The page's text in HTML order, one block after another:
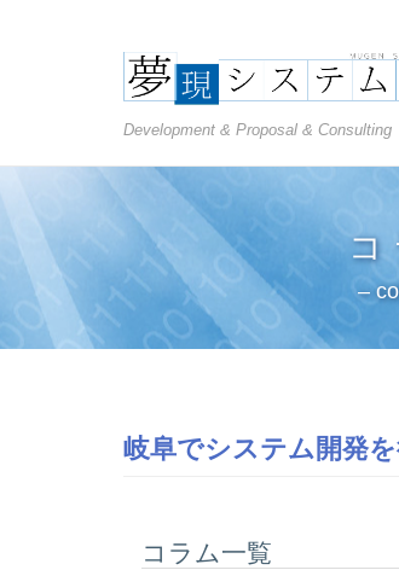
Development & Proposal & Consulting
コ
–
岐阜でシステム開発
コラム一覧